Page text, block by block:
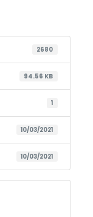
2680
94.56 KB
1
10/03/2021
10/03/2021